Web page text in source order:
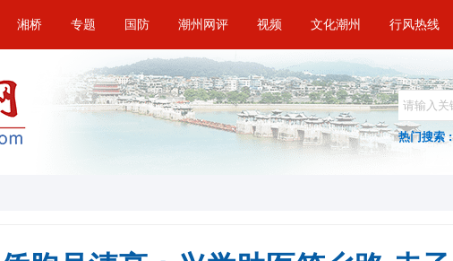
湘桥 专题 国防 潮州网评 视频 文化潮州 行风热线
热门搜索 :